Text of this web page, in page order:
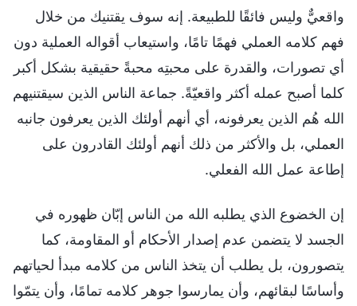
واقعيٌّ وليس فائقًا للطبيعة. إنه سوف يقتنيك من خلال
فهم كلامه العملي فهمًا تامًا، واستيعاب أقواله العملية دون
أي تصورات، والقدرة على محبتِه محبةً حقيقية بشكل أكبر
كلما أصبح عمله أكثر واقعيّةً. جماعة الناس الذين سيقتنيهم
الله هُم الذين يعرفونه، أي أنهم أولئك الذين يعرفون جانبه
العملي، بل والأكثر من ذلك أنهم أولئك القادرون على
إطاعة عمل الله الفعلي.
إن الخضوع الذي يطلبه الله من الناس إبّان ظهوره في
الجسد لا يتضمن عدم إصدار الأحكام أو المقاومة، كما
يتصورون، بل يطلب أن يتخذ الناس من كلامه مبدأ لحياتهم
وأساسًا لبقائهم، وأن يمارسوا جوهر كلامه تمامًا، وأن يتمّوا